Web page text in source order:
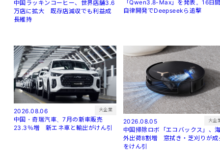
中国ラッキンコーヒー、世界店舗3.6
万店に拡大 既存店減収でも利益成
長維持
「Qwen3.8-Max」を発表。16日
自律開発でDeepseekら追撃
2026.08.06 大企業
中国・奇瑞汽車、7月の新車販売
23.3％増 新エネ車と輸出がけん引
2026.08.05 大企
中国掃除ロボ「エコバックス」、
外出荷8割増 窓拭き・芝刈りが成
をけん引